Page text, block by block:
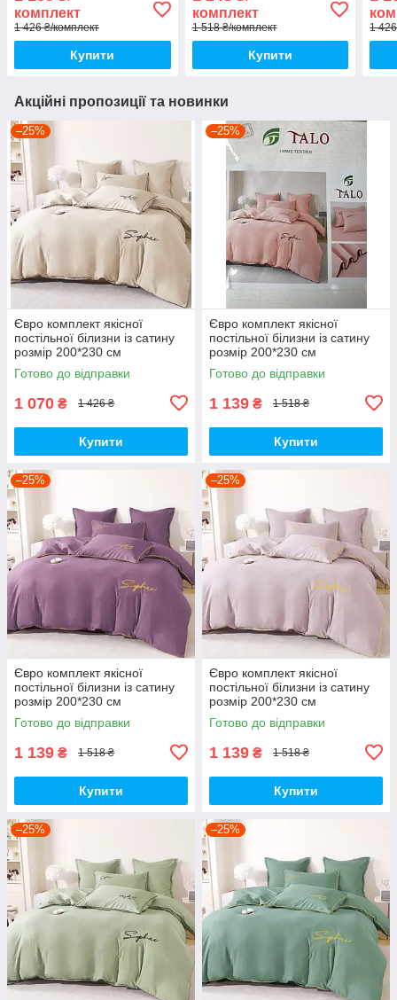
комплект
1 426 ₴/комплект
Купити
комплект
1 518 ₴/комплект
Купити
1
Акційні пропозиції та новинки
–25%
Євро комплект якісної
постільної білизни із сатину
розмір 200*230 см
Готово до відправки
1 070 ₴ 1 426 ₴
Купити
–25%
Євро комплект якісної
постільної білизни із сатину
розмір 200*230 см
Готово до відправки
1 139 ₴ 1 518 ₴
Купити
–25%
Євро комплект якісної
постільної білизни із сатину
розмір 200*230 см
Готово до відправки
1 139 ₴ 1 518 ₴
Купити
–25%
Євро комплект якісної
постільної білизни із сатину
розмір 200*230 см
Готово до відправки
1 139 ₴ 1 518 ₴
Купити
–25% –25%